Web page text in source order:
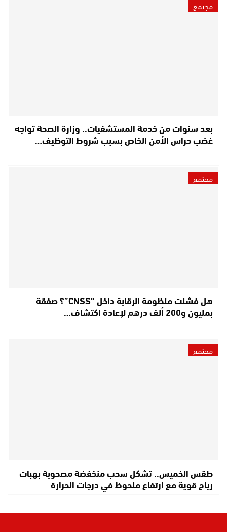
مجتمع
بعد سنوات من خدمة المستشفيات.. وزارة الصحة تواجه
غضب حراس الأمن الخاص بسبب شروط التوظيف…
مجتمع
هل فشلت منظومة الرقابة داخل “CNSS”؟ صفقة
بمليون و200 ألف درهم لإعادة اكتشاف…
مجتمع
طقس الخميس.. تشكل سحب منخفضة مصحوبة بهبات
رياح قوية مع ارتفاع ملحوظ في درجات الحرارة